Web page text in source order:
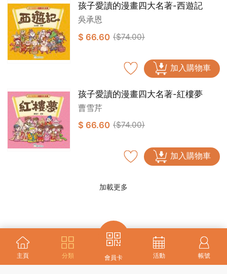
孩子愛讀的漫畫四大名著-西遊記
吳承恩
$ 66.60 ($74.00)
加入購物車
孩子愛讀的漫畫四大名著-紅樓夢
曹雪芹
$ 66.60 ($74.00)
加入購物車
加載更多
主頁 分類 會員卡 活動 帳號